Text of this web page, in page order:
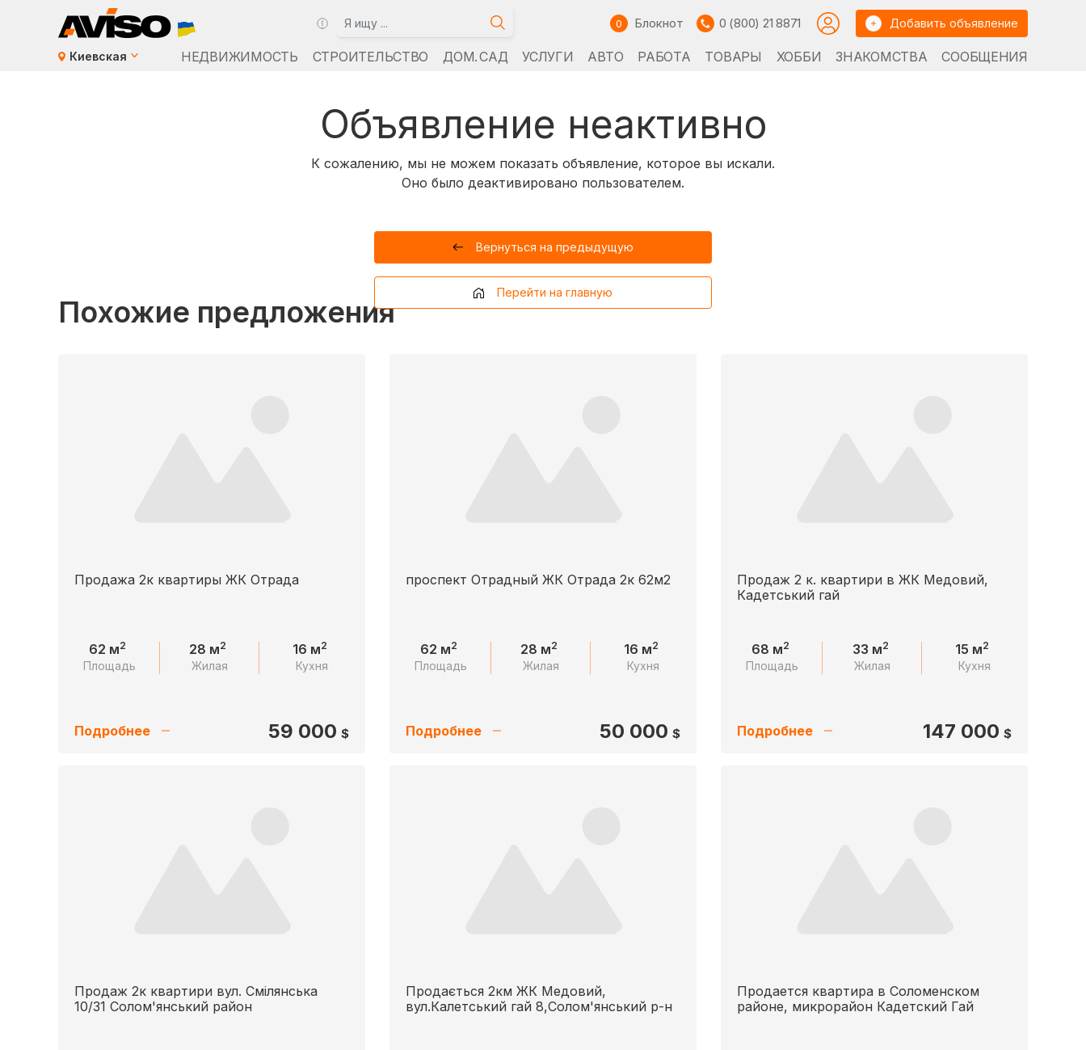
0 Блокнот 0 (800) 21 8871 Добавить объявление
Киевская НЕДВИЖИМОСТЬ СТРОИТЕЛЬСТВО ДОМ. САД УСЛУГИ АВТО РАБОТА ТОВАРЫ ХОББИ ЗНАКОМСТВА СООБЩЕНИЯ
Объявление неактивно
К сожалению, мы не можем показать объявление, которое вы искали.
Оно было деактивировано пользователем.
Вернуться на предыдущую
Перейти на главную
Похожие предложения
Продажа 2к квартиры ЖК Отрада
62 м2
Площадь
28 м2
Жилая
16 м2
Кухня
Подробнее 59 000 $
проспект Отрадный ЖК Отрада 2к 62м2
62 м2
Площадь
28 м2
Жилая
16 м2
Кухня
Подробнее 50 000 $
Продаж 2 к. квартири в ЖК Медовий,
Кадетський гай
68 м2
Площадь
33 м2
Жилая
15 м2
Кухня
Подробнее 147 000 $
Продаж 2к квартири вул. Смілянська
10/31 Солом'янський район
Продається 2км ЖК Медовий,
вул.Калетський гай 8,Солом'янський р-н
Продается квартира в Соломенском
районе, микрорайон Кадетский Гай